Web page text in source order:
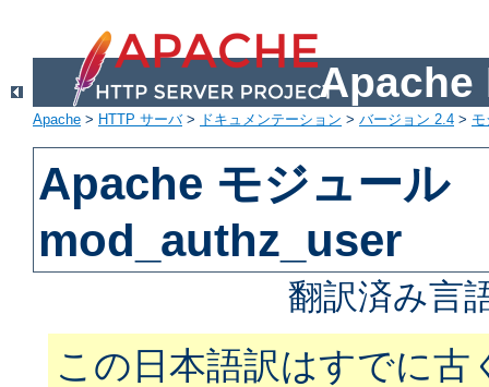
Apache
Apache > HTTP サーバ> ドキュメンテーション > バージョン 2.4 >
Apache モジュール
mod_authz_user
翻訳済み言
この日本語訳はすでに古